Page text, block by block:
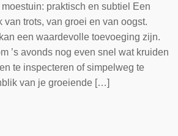
praktisch en subtiel Een
van trots, van groei en van oogst.
een waardevolle toevoeging zijn.
’s avonds nog even snel wat kruiden
te inspecteren of simpelweg te
van je groeiende […]